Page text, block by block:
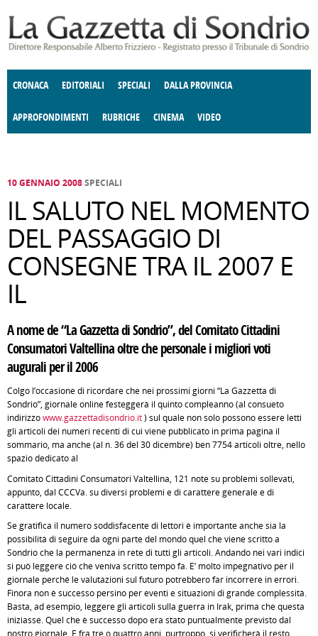
CRONACA EDITORIALI SPECIALI DALLA PROVINCIA
APPROFONDIMENTI
E SPETTACOLI POLITICA
RUBRICHE
DELLE IDEE FATTI DELLO SPIRITO
CINEMA VIDEO
10 GENNAIO 2008SPECIALI
IL SALUTO NEL MOMENTO
DEL PASSAGGIO DI
CONSEGNE TRA IL 2007 E
IL
A nome de “La Gazzetta di Sondrio”, del Comitato Cittadini
Consumatori Valtellina oltre che personale i migliori voti
augurali per il 2006
Colgo l’occasione di ricordare che nei prossimi giorni “La Gazzetta di
Sondrio”, giornale online festeggerà il quinto compleanno (al consueto
indirizzowww.gazzettadisondrio.it) sul quale non solo possono essere letti
gli articoli dei numeri recenti di cui viene pubblicato in prima pagina il
sommario, ma anche (al n. 36 del 30 dicembre) ben 7754 articoli oltre, nello
spazio dedicato al
Comitato Cittadini Consumatori Valtellina, 121 note su problemi sollevati,
appunto, dal CCCVa. su diversi problemi e di carattere generale e di
carattere locale.
Se gratifica il numero soddisfacente di lettori è importante anche sia la
possibilità di seguire da ogni parte del mondo quel che viene scritto a
Sondrio che la permanenza in rete di tutti gli articoli. Andando nei vari indici
si può leggere ciò che veniva scritto tempo fa. E’ molto impegnativo per il
giornale perché le valutazioni sul futuro potrebbero far incorrere in errori.
Finora non è successo persino per eventi e situazioni di grande complessità.
Basta, ad esempio, leggere gli articoli sulla guerra in Irak, prima che questa
iniziasse. Quel che è successo dopo era stato puntualmente previsto dal